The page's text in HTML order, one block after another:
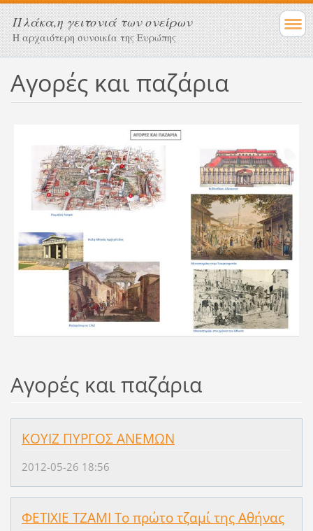
Πλάκα,η γειτονιά των ονείρων
Η αρχαιότερη συνοικία της Ευρώπης
Αγορές και παζάρια
Αγορές και παζάρια
ΚΟΥΙΖ ΠΥΡΓΟΣ ΑΝΕΜΩΝ
2012-05-26 18:56
ΦΕΤΙΧΙΕ ΤΖΑΜΙ Το πρώτο τζαμί της Αθήνας